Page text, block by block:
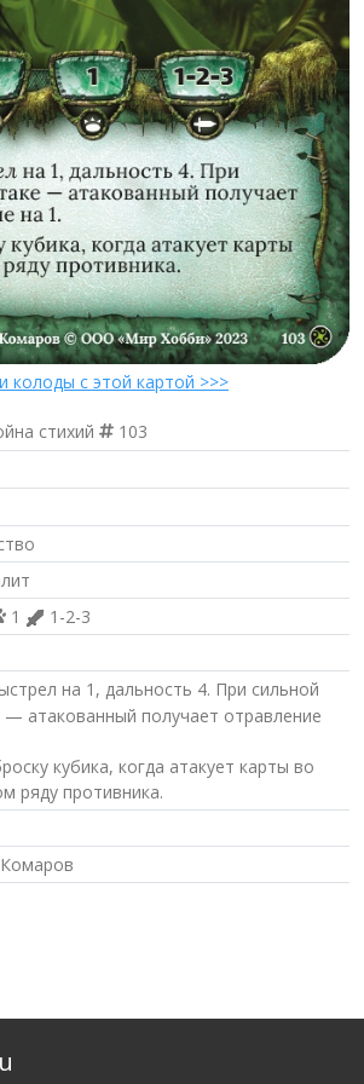
колоды с этой картой >>>
стихий
103
1
1-2-3
на 1, дальность 4. При сильной
— атакованный получает отравление
кубика, когда атакует карты во
ряду противника.